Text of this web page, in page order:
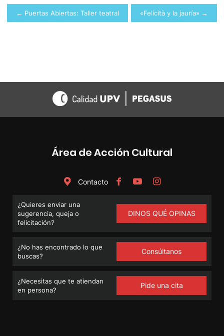
Navegación
de
← Puertas Abiertas: Taller teatral «Felicità y la jauría» →
Área de Acción Cultural
Contacto
¿Quieres enviar una
sugerencia, queja o
felicitación?
DINOS QUÉ OPINAS
¿No has encontrado lo que
buscas?
Consúltanos
¿Necesitas que te atiendan
en persona?
Pide una cita